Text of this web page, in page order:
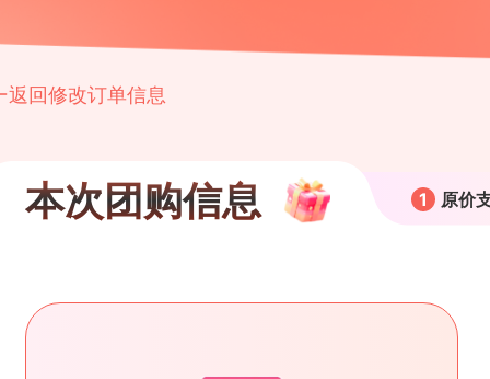
返回修改订单信息
1 原价
本次团购信息